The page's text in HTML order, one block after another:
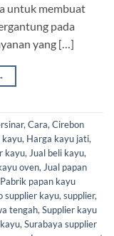
untuk membuat
pada
yang […]
,Cara,Cirebon
kayu, Harga kayu jati,
kayu,Jual beli kayu,
oven,Jual papan
Pabrik papan kayu
supplier kayu,supplier,
tengah,Supplier kayu
,Surabaya supplier